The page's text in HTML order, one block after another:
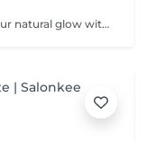
Myoplastic face massage - rediscover your natural glow with the deeply rejuvenating myoplastic face massage. This unique technique works not only on the surface of your skin but also on the deeper layers of muscles and fascia. Through precise, sculpting movements, it releases tension, improves circulation, and restores elasticity. The result? A lifted, defined, and radiant look that feels as refreshing as it appears. Every session is like a reset for your face leaving you looking youthful, relaxed, and glowing with vitality. Buccal face massage - is one of the most exclusive beauty treatments loved by celebrities worldwide. Performed both outside and inside the mouth, it targets the deepest facial muscles that are rarely activated. This powerful technique relieves jaw tension, sculpts cheekbones, plumps lips naturally, and improves lymphatic drainage. The result is a beautifully contoured, youthful face with a radiant, healthy glow. After just one session, you'll feel lighter, fresher, and more confident. This is an experience that goes beyond beauty, reaching harmony and balance.